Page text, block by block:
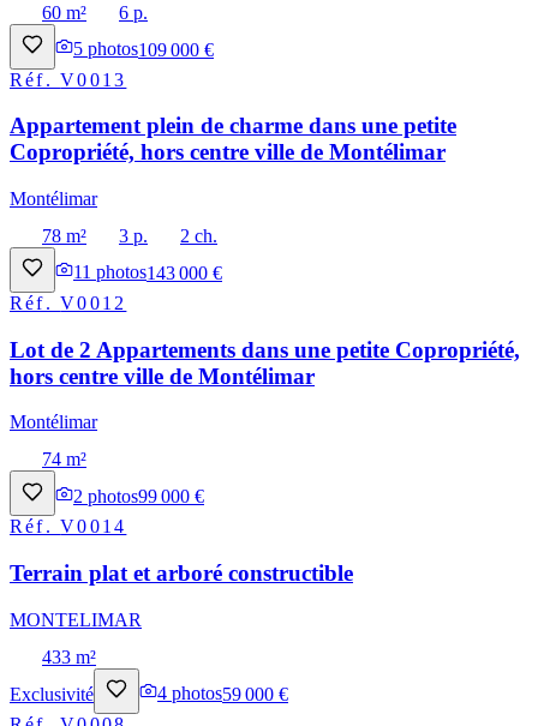
60 m²
6 p.
5 photos109 000 €
Réf.V0013
Appartement plein de charme dans une petite
Copropriété, hors centre ville de Montélimar
Montélimar
78 m²
3 p.
2 ch.
11 photos143 000 €
Réf.V0012
Lot de 2 Appartements dans une petite Copropriété,
hors centre ville de Montélimar
Montélimar
74 m²
2 photos99 000 €
Réf.V0014
Terrain plat et arboré constructible
MONTELIMAR
433 m²
Exclusivité
4 photos59 000 €